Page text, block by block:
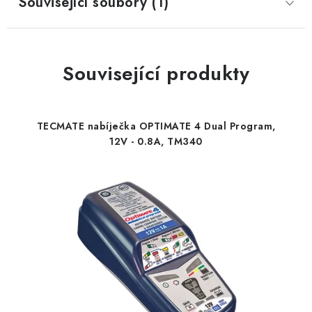
Související produkty
TECMATE nabíječka OPTIMATE 4 Dual Program,
12V - 0.8A, TM340